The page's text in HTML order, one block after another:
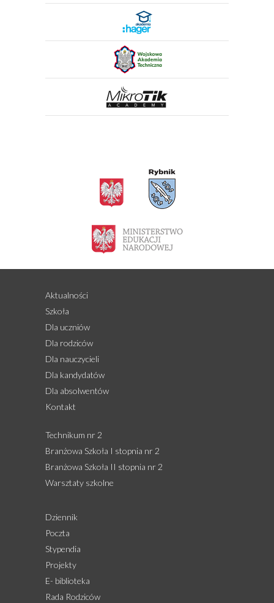
Aktualności
Szkoła
Dla uczniów
Dla rodziców
Dla nauczycieli
Dla kandydatów
Dla absolwentów
Kontakt
Technikum nr 2
Branżowa Szkoła I stopnia nr 2
Branżowa Szkoła II stopnia nr 2
Warsztaty szkolne
Dziennik
Poczta
Stypendia
Projekty
E- biblioteka
Rada Rodziców